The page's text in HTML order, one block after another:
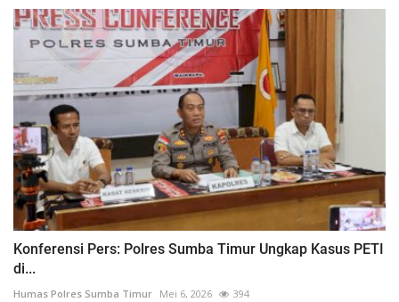
Konferensi Pers: Polres Sumba Timur Ungkap Kasus PETI
di...
Humas Polres Sumba Timur Mei 6, 2026 394